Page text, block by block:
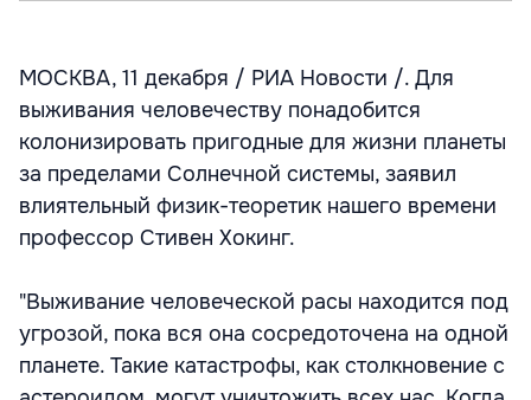
МОСКВА, 11 декабря / РИА Новости /. Для
выживания человечеству понадобится
колонизировать пригодные для жизни планеты
за пределами Солнечной системы, заявил
влиятельный физик-теоретик нашего времени
профессор Стивен Хокинг.
"Выживание человеческой расы находится под
угрозой, пока вся она сосредоточена на одной
планете. Такие катастрофы, как столкновение с